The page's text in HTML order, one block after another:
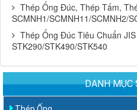
Thép Ống Đúc, Thép Tấm,
SCMNH1/SCMNH11/SCMNH2/
Thép Ống Đúc Tiêu Chuẩn
STK290/STK490/STK540
DANH MỤC